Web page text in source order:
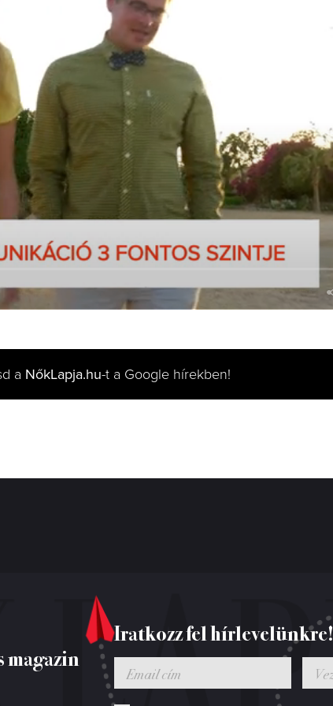
a NőkLapja.hu-t a Google hírekben!
Iratkozz fel hírlevelünkre!